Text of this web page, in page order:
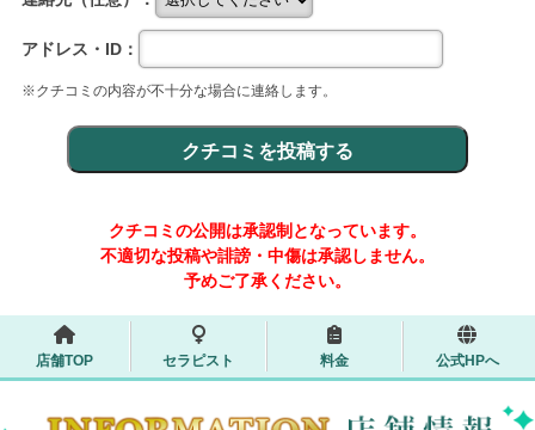
アドレス・ID：
※クチコミの内容が不十分な場合に連絡します。
クチコミの公開は承認制となっています。
不適切な投稿や誹謗・中傷は承認しません。
予めご了承ください。
店舗TOP セラピスト 料金 公式HPへ